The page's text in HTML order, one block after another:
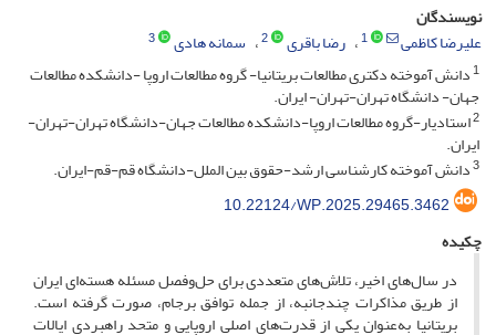
نویسندگان
علیرضا کاظمی
1 رضا باقری 2 سمانه هادی
3
1دانش آموخته دکتری مطالعات بریتانیا- گروه مطالعات اروپا -دانشکده مطالعات
جهان- دانشگاه تهران-تهران- ایران.
2استادیار-گروه مطالعات اروپا-دانشکده مطالعات جهان-دانشگاه تهران-تهران-
ایران.
3دانش آموخته کارشناسی ارشد-حقوق بین الملل-دانشگاه قم-قم-ایران.
10.22124/WP.2025.29465.3462
چکیده
در سال‌های اخیر، تلاش‌های متعددی برای حل‌وفصل مسئله هسته‌ای ایران
از طریق مذاکرات چندجانبه، از جمله توافق برجام، صورت گرفته است.
بریتانیا به‌عنوان یکی از قدرت‌های اصلی اروپایی و متحد راهبردی ایالات